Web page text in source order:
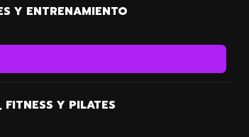
Y ENTRENAMIENTO
Y PILATES